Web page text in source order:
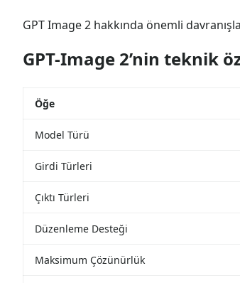
GPT Image 2 hakkında önemli
GPT-Image 2’nin teknik
Öğe
Model Türü
Girdi Türleri
Çıktı Türleri
Düzenleme Desteği
Maksimum Çözünürlük